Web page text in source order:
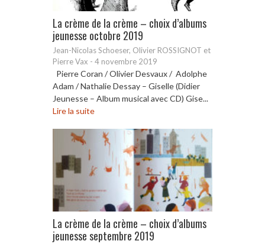
La crème de la crème – choix d’albums
jeunesse octobre 2019
Jean-Nicolas Schoeser, Olivier ROSSIGNOT et
Pierre Vax - 4 novembre 2019
Pierre Coran / Olivier Desvaux / Adolphe
Adam / Nathalie Dessay – Giselle (Didier
Jeunesse – Album musical avec CD) Gise...
Lire la suite
La crème de la crème – choix d’albums
jeunesse septembre 2019